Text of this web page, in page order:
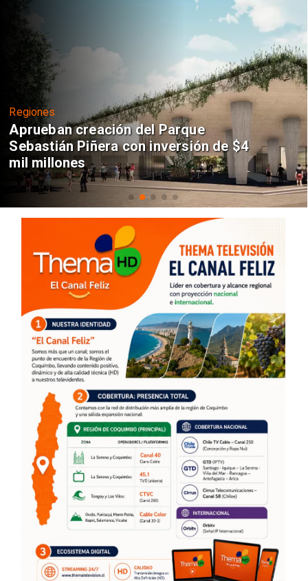
Regiones
Aprueban creación del Parque
Sebastián Piñera con inversión de $4
mil millones